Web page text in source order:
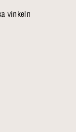
vinkeln